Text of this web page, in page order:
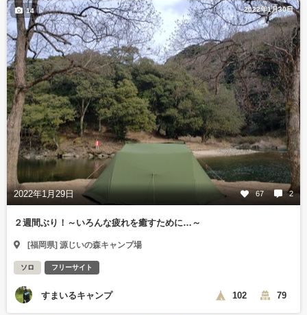
2022年1月30日
2022年1月29日 67 2
14
２週間ぶり！～いろんな疲れを癒すために…～
[福岡県] 源じいの森キャンプ場
ソロ フリーサイト
すまいるキャンプ 102 79